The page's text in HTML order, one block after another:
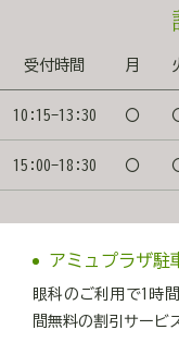
れます。 また、メラ
る効果があり、色素
す。 ▶︎こんな方に
る など ⚠️トラネキ
があるため以下の方
狭心症・脳梗塞・血
量ピル内服の方 ⑤止
ニンの生成阻害効果
改善が期待できます
してくれるため、肌
す。 また、肝機能を
受付時間 月
10:15-13:30 〇
15:00-18:30 〇
アミュプラザ駐
眼科のご利用で1時
間無料の割引サービ